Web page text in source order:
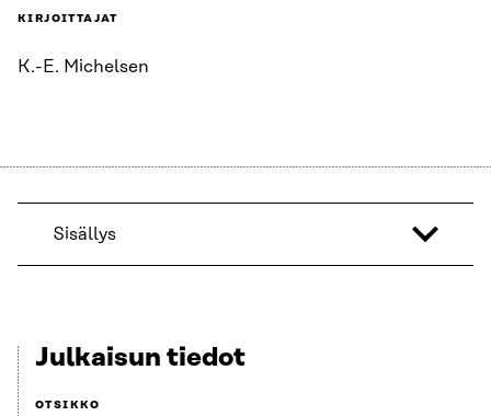
KIRJOITTAJAT
K.-E. Michelsen
Sisällys
Julkaisun tiedot
OTSIKKO